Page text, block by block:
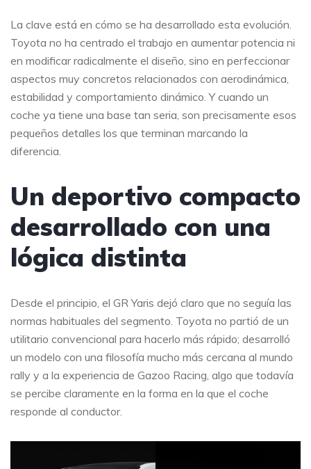
La clave está en cómo se ha desarrollado esta evolución.
Toyota no ha centrado el trabajo en aumentar potencia ni
en modificar radicalmente el diseño, sino en perfeccionar
aspectos muy concretos relacionados con aerodinámica,
estabilidad y comportamiento dinámico. Y cuando un
coche ya tiene una base tan seria, son precisamente esos
pequeños detalles los que terminan marcando la
diferencia.
Un deportivo compacto
desarrollado con una
lógica distinta
Desde el principio, el GR Yaris dejó claro que no seguía las
normas habituales del segmento. Toyota no partió de un
utilitario convencional para hacerlo más rápido; desarrolló
un modelo con una filosofía mucho más cercana al mundo
rally y a la experiencia de Gazoo Racing, algo que todavía
se percibe claramente en la forma en la que el coche
responde al conductor.